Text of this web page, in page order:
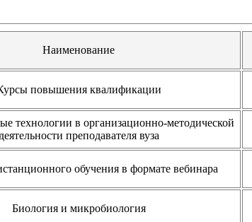
Наименование
повышения квалификации
технологии в организационно-методической
деятельности преподавателя вуза
обучения в формате вебинара
Биология и микробиология